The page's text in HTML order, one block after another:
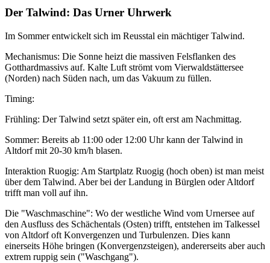
Der Talwind: Das Urner Uhrwerk
Im Sommer entwickelt sich im Reusstal ein mächtiger Talwind.
Mechanismus: Die Sonne heizt die massiven Felsflanken des
Gotthardmassivs auf. Kalte Luft strömt vom Vierwaldstättersee
(Norden) nach Süden nach, um das Vakuum zu füllen.
Timing:
Frühling: Der Talwind setzt später ein, oft erst am Nachmittag.
Sommer: Bereits ab 11:00 oder 12:00 Uhr kann der Talwind in
Altdorf mit 20-30 km/h blasen.
Interaktion Ruogig: Am Startplatz Ruogig (hoch oben) ist man meist
über dem Talwind. Aber bei der Landung in Bürglen oder Altdorf
trifft man voll auf ihn.
Die "Waschmaschine": Wo der westliche Wind vom Urnersee auf
den Ausfluss des Schächentals (Osten) trifft, entstehen im Talkessel
von Altdorf oft Konvergenzen und Turbulenzen. Dies kann
einerseits Höhe bringen (Konvergenzsteigen), andererseits aber auch
extrem ruppig sein ("Waschgang").